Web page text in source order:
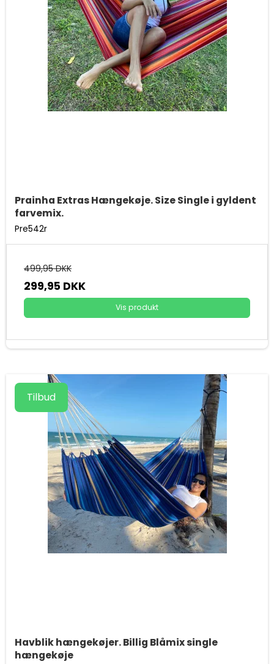
Prainha Extras Hængekøje. Size Single i gyldent
farvemix.
Pre542r
499,95 DKK
299,95 DKK
Vis produkt
Tilbud
Havblik hængekøjer. Billig Blåmix single
hængekøje